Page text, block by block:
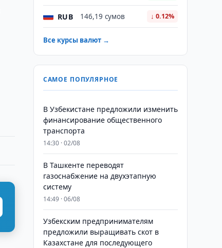
RUB 146,19 сумов ↓ 0.12%
Все курсы валют →
САМОЕ ПОПУЛЯРНОЕ
В Узбекистане предложили изменить
финансирование общественного
транспорта
14:30 · 02/08
В Ташкенте переводят
газоснабжение на двухэтапную
систему
14:49 · 06/08
Узбекским предпринимателям
предложили выращивать скот в
Казахстане для последующего